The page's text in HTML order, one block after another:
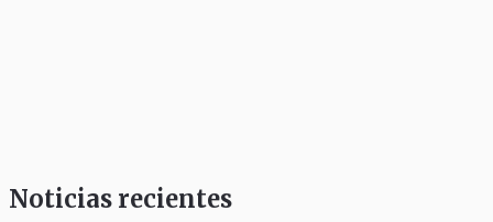
Noticias recientes